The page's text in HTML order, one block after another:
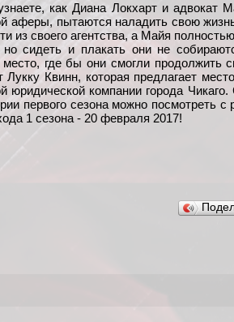
как Диана Локхарт и адвокат
аферы, пытаются наладить свою
своего агентства, а Майя полностью
сидеть и плакать они не
где бы они смогли продолжить
Квинн, которая предлагает
юридической компании города
первого сезона можно посмотреть с
1 сезона - 20 февраля 2017!